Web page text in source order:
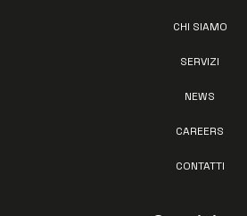
CHI SIAMO
SERVIZI
NEWS
CAREERS
CONTATTI